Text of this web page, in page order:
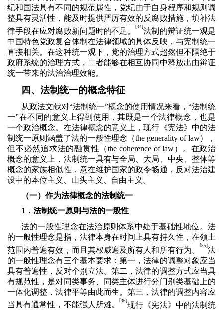
纪和国法具有不同的规范属性，党纪由于自身程序和规则调
整具有灵活性，能及时提供严厉有效的反腐败措施，填补法
律手段在应对腐败新问题时的不足。
[34]法制的辩证统一观是
中国特色党政复合体制在法律领域的具体反映，与宪制统一
直接相关。在这种统一观下，党的治理方式超然但不隔绝于
政府系统的治理方式，二者能够在相互协同中释放出由辩证
统一带来的法治治理效能。
四、法制统一的概念特征
从政法文献对“法制统一”概念的使用情况来看，“法制统
一”在不同的意义上得到使用，其既是一个法律概念，也是
一个政治概念。在法律概念的意义上，现行《宪法》中的法
制统一原则涵盖了法的一般性理念（the generality of law），
但不必然追求法的融贯性（the coherence of law）。在政治
概念的意义上，法制统一具有与全局、大局、中央、整体等
概念的家族相似性，意在维护国家的政令畅通，反对法治建
设中的本位主义、山头主义、自由主义。
（一）作为法律概念的法制统一
1．法制统一原则与法的一般性
法的一般性理念在法治原则体系中处于基础性地位。法
的一般性理念是指，法律本身在时间上具有持久性，在领土
范围内普遍有效，而且其权威遍及所有人和所有行为。
[35]法
的一般性理念有三个基本要求：第一，法律的调整对象应当
具有普遍性，反对个别立法。第二，法律的调整方式应当具
有规范性，是对同类事务、同类主体进行分门别类基础上的
一体化调整，法律平等由此而生。第三，法律的调整内容应
当具有通常性，不能强人所难。
[36]现行《宪法》中的法制统